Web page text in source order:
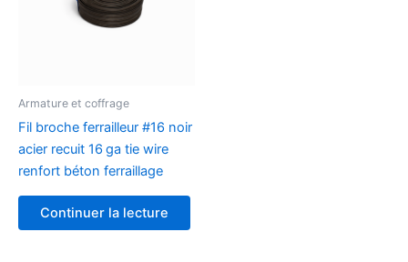
Armature et coffrage
Fil broche ferrailleur #16 noir
acier recuit 16 ga tie wire
renfort béton ferraillage
Continuer la lecture